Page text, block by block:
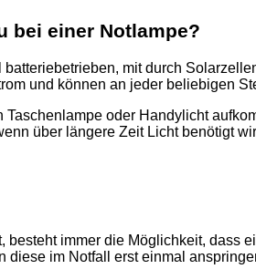
bei einer Notlampe?
mit durch
und können an jeder beliebigen
oder Handylicht
über längere Zeit Licht benötigt
immer die Möglichkeit, dass
diese im Notfall erst einmal